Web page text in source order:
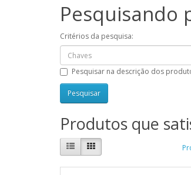
Pesquisando
Critérios da pesquisa:
Pesquisar na descrição dos
Produtos que